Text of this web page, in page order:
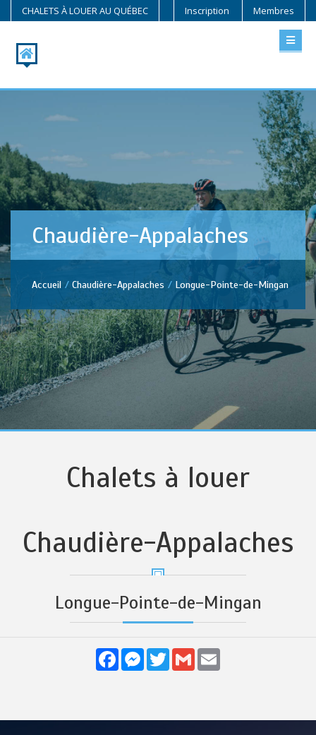
CHALETS À LOUER AU QUÉBEC Inscription Membres
Chaudière-Appalaches
Accueil Chaudière-Appalaches Longue-Pointe-de-Mingan
Chalets à louer
Chaudière-Appalaches
Longue-Pointe-de-Mingan
FacebookMessenger
TwitterGmail